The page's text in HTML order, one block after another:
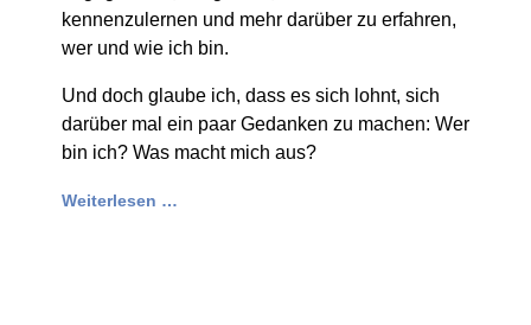
kennenzulernen und mehr darüber zu erfahren,
wer und wie ich bin.
Und doch glaube ich, dass es sich lohnt, sich
darüber mal ein paar Gedanken zu machen: Wer
bin ich? Was macht mich aus?
Weiterlesen …